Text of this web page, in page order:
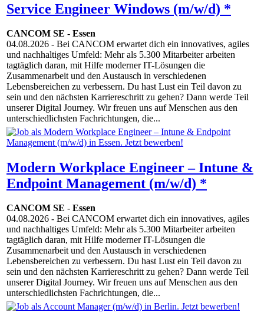
Service Engineer Windows (m/w/d) *
CANCOM SE - Essen
04.08.2026 - Bei CANCOM erwartet dich ein innovatives, agiles
und nachhaltiges Umfeld: Mehr als 5.300 Mitarbeiter arbeiten
tagtäglich daran, mit Hilfe moderner IT-Lösungen die
Zusammenarbeit und den Austausch in verschiedenen
Lebensbereichen zu verbessern. Du hast Lust ein Teil davon zu
sein und den nächsten Karriereschritt zu gehen? Dann werde Teil
unserer Digital Journey. Wir freuen uns auf Menschen aus den
unterschiedlichsten Fachrichtungen, die...
Modern Workplace Engineer – Intune &
Endpoint Management (m/w/d) *
CANCOM SE - Essen
04.08.2026 - Bei CANCOM erwartet dich ein innovatives, agiles
und nachhaltiges Umfeld: Mehr als 5.300 Mitarbeiter arbeiten
tagtäglich daran, mit Hilfe moderner IT-Lösungen die
Zusammenarbeit und den Austausch in verschiedenen
Lebensbereichen zu verbessern. Du hast Lust ein Teil davon zu
sein und den nächsten Karriereschritt zu gehen? Dann werde Teil
unserer Digital Journey. Wir freuen uns auf Menschen aus den
unterschiedlichsten Fachrichtungen, die...